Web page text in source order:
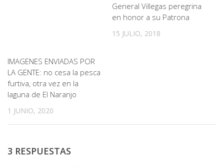
IMAGENES ENVIADAS POR
LA GENTE: no cesa la pesca
furtiva, otra vez en la
laguna de El Naranjo
1 JUNIO, 2020
General Villegas peregrina
en honor a su Patrona
15 JULIO, 2018
3 RESPUESTAS